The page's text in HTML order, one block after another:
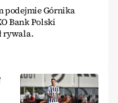
podejmie Górnika
Bank Polski
rywala.